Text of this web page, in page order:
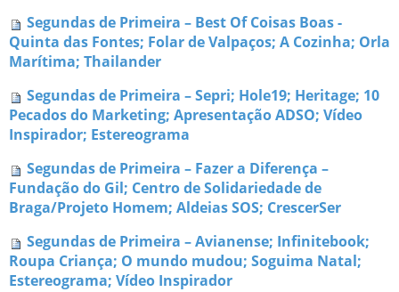
Segundas de Primeira – Best Of Coisas Boas -
Quinta das Fontes; Folar de Valpaços; A Cozinha; Orla
Marítima; Thailander
Segundas de Primeira – Sepri; Hole19; Heritage; 10
Pecados do Marketing; Apresentação ADSO; Vídeo
Inspirador; Estereograma
Segundas de Primeira – Fazer a Diferença –
Fundação do Gil; Centro de Solidariedade de
Braga/Projeto Homem; Aldeias SOS; CrescerSer
Segundas de Primeira – Avianense; Infinitebook;
Roupa Criança; O mundo mudou; Soguima Natal;
Estereograma; Vídeo Inspirador